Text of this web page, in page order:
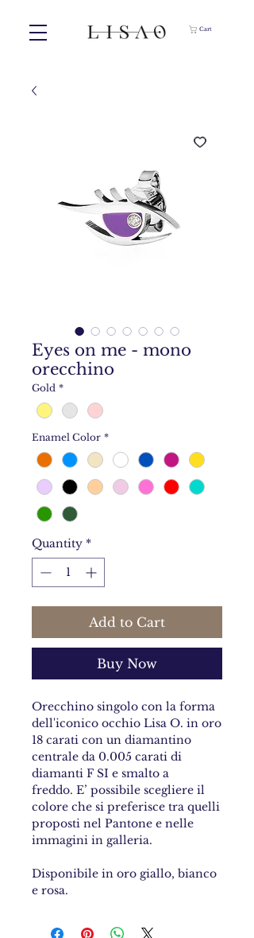
Cart
Eyes on me - mono
orecchino
Gold *
Enamel Color *
Quantity *
Add to Cart
Buy Now
Orecchino singolo con la forma
dell'iconico occhio Lisa O. in oro
18 carati con un diamantino
centrale da 0.005 carati di
diamanti F SI e smalto a
freddo. E’ possibile scegliere il
colore che si preferisce tra quelli
proposti nel Pantone e nelle
immagini in galleria.
Disponibile in oro giallo, bianco
e rosa.